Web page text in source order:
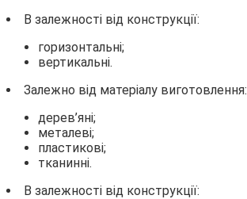
В залежності від конструкції:
горизонтальні;
вертикальні.
Залежно від матеріалу виготовлення:
дерев’яні;
металеві;
пластикові;
тканинні.
В залежності від конструкції: